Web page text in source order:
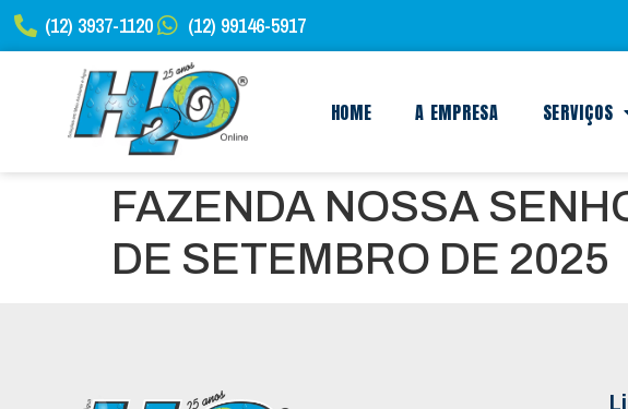
(12) 3937-1120 (12) 99146-5917
HOME A EMPRESA SERVIÇOS
FAZENDA NOSSA
DE SETEMBRO DE 2025